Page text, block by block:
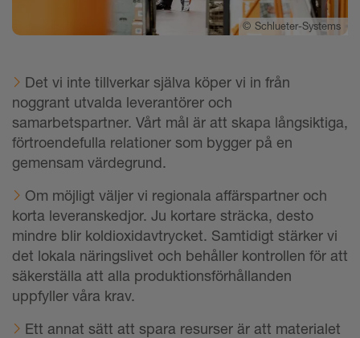
© Schlueter-Systems
Det vi inte tillverkar själva köper vi in från
noggrant utvalda leverantörer och
samarbetspartner. Vårt mål är att skapa långsiktiga,
förtroendefulla relationer som bygger på en
gemensam värdegrund.
Om möjligt väljer vi regionala affärspartner och
korta leveranskedjor. Ju kortare sträcka, desto
mindre blir koldioxidavtrycket. Samtidigt stärker vi
det lokala näringslivet och behåller kontrollen för att
säkerställa att alla produktionsförhållanden
uppfyller våra krav.
Ett annat sätt att spara resurser är att materialet